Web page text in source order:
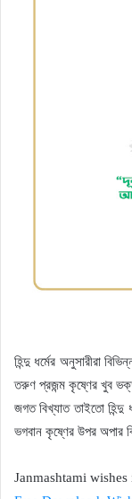
হিন্দু ধর্মের অনুসারীরা
তরুণ প্রজন্ম কৃষ্ণের খুব
জগত বিখ্যাত তাইতো হিন্দু
ভগবান কৃষ্ণের উপর অপার
Janmashtami